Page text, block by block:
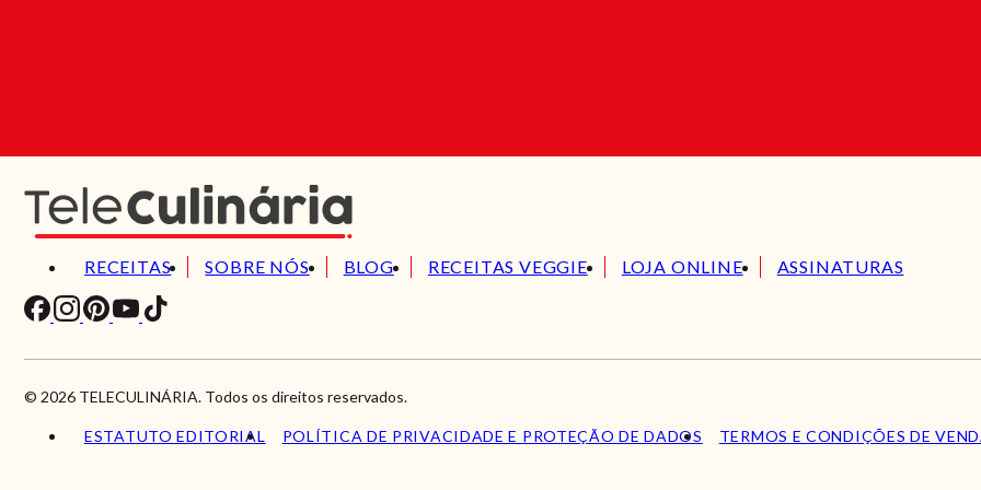
RECEITAS SOBRE NÓS BLOG RECEITAS VEGGIE LOJA ONLINE ASSINATURAS
© 2026 TELECULINÁRIA. Todos os direitos reservados.
ESTATUTO EDITORIAL POLÍTICA DE PRIVACIDADE E PROTEÇÃO DE DADOS TERMOS E CONDIÇÕES DE